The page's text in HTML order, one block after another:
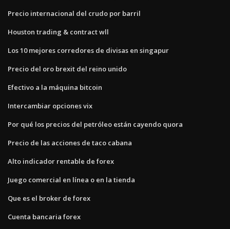
Precio internacional del crudo por barril
Houston trading & contract wll
Los 10 mejores corredores de divisas en singapur
Precio del oro brexit del reino unido
Efectivo a la máquina bitcoin
Intercambiar opciones vix
Por qué los precios del petróleo están cayendo quora
Precio de las acciones de taco cabana
Alto indicador rentable de forex
Juego comercial en línea o en la tienda
Que es el broker de forex
Cuenta bancaria forex